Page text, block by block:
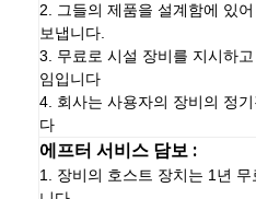
2. 그들의 제품을 설계함에 있
보냅니다.
3. 무료로 시설 장비를 지시하
임입니다
4. 회사는 사용자의 장비의 정
다
에프터 서비스 담보 :
1. 장비의 호스트 장치는 1년